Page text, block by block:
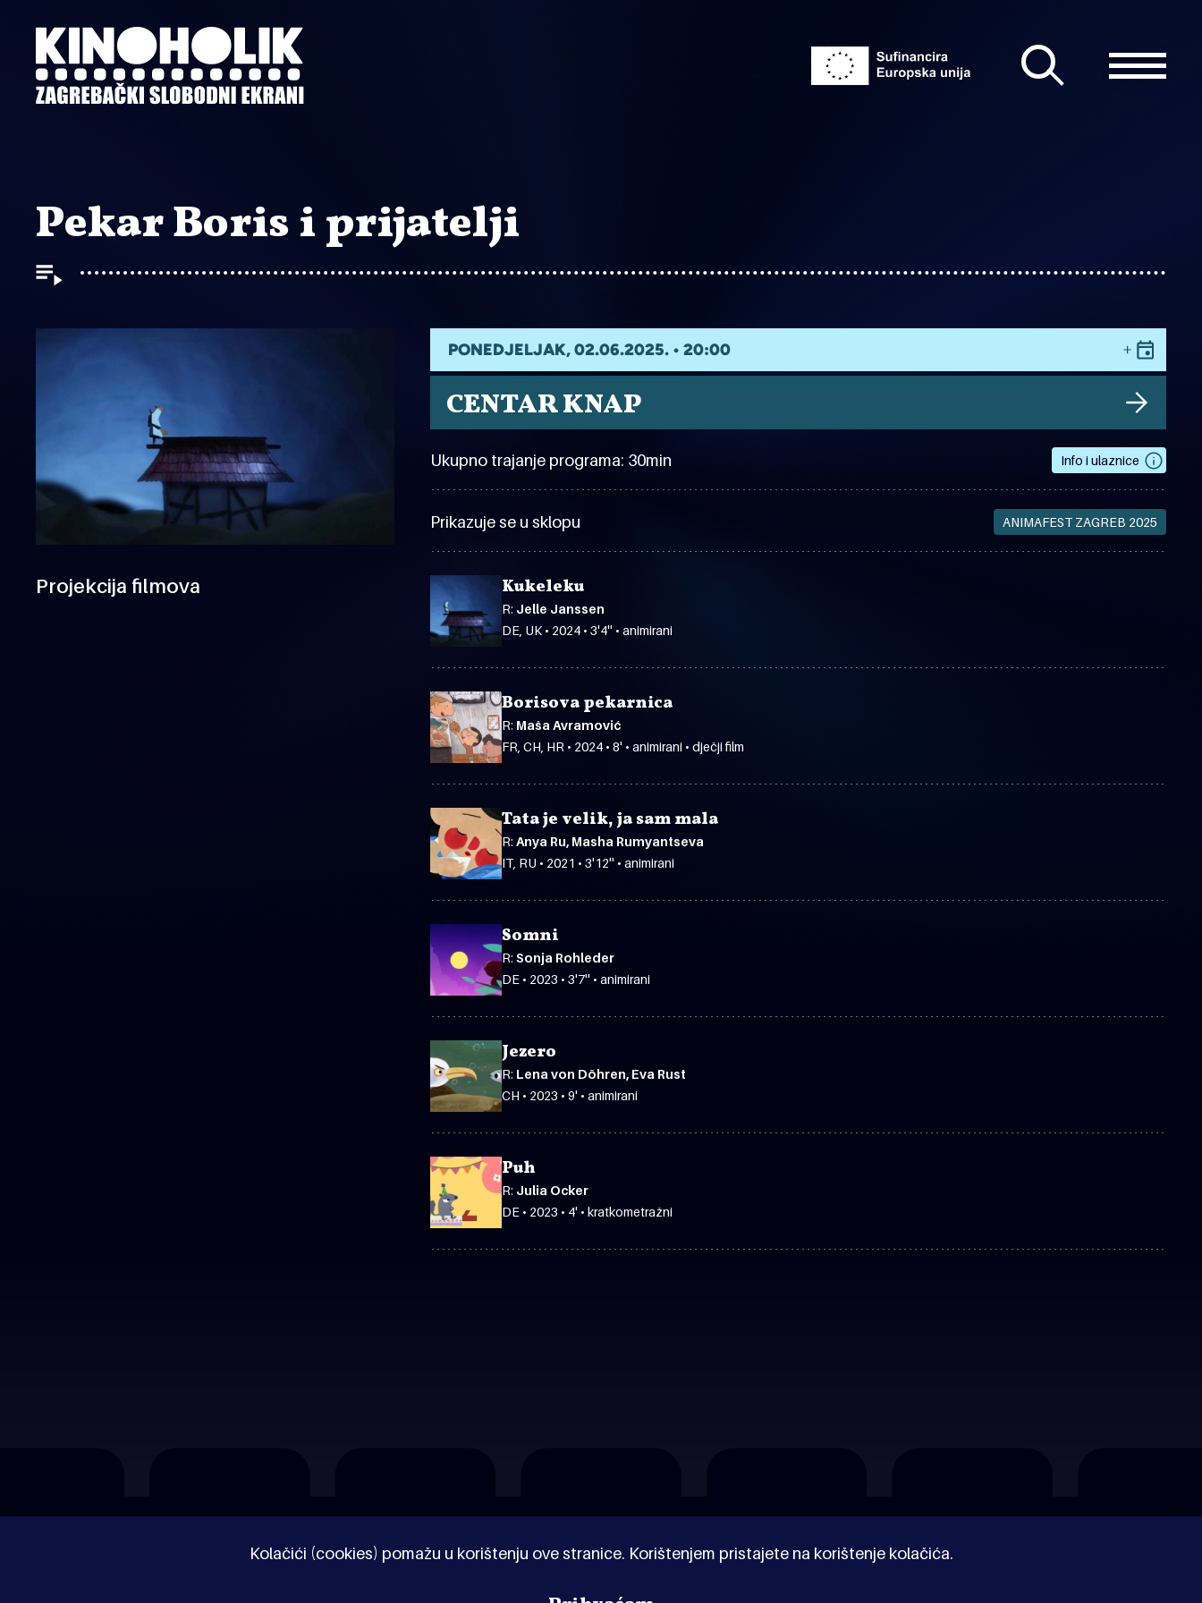
sadržaj
Kolačići (cookies) pomažu u korištenju ove stranice. Korištenjem pristajete na korištenje kolačića.
Pekar Boris i prijatelji
Projekcija filmova
PONEDJELJAK, 02.06.2025. • 20:00
CENTAR KNAP
Ukupno trajanje programa: 30min Info i ulaznice
Prikazuje se u sklopu ANIMAFEST ZAGREB 2025
Kukeleku
R: Jelle Janssen
DE, UK • 2024 • 3'4'' • animirani
Borisova pekarnica
R: Maša Avramović
FR, CH, HR • 2024 • 8' • animirani • dječji film
Tata je velik, ja sam mala
R:Anya Ru, Masha Rumyantseva
IT, RU • 2021 • 3'12'' • animirani
Somni
R:Sonja Rohleder
DE • 2023 • 3'7'' • animirani
Jezero
R: Lena von Döhren, Eva Rust
CH • 2023 • 9' • animirani
Puh
R: Julia Ocker
DE • 2023 • 4' • kratkometražni